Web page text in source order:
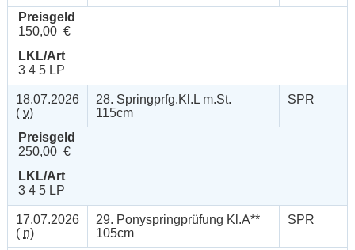
Preisgeld
150,00 €
LKL/Art
3 4 5 LP
18.07.2026
( v)
28. Springprfg.Kl.L m.St.
115cm
SPR
Preisgeld
250,00 €
LKL/Art
3 4 5 LP
17.07.2026
( n)
29. Ponyspringprüfung Kl.A**
105cm
SPR